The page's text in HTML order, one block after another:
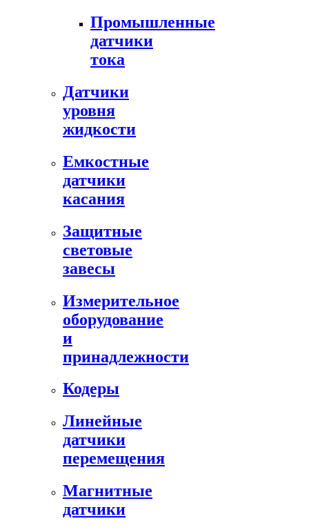
Промышленные
датчики
тока
Датчики
уровня
жидкости
Емкостные
датчики
касания
Защитные
световые
завесы
Измерительное
оборудование
и
принадлежности
Кодеры
Линейные
датчики
перемещения
Магнитные
датчики